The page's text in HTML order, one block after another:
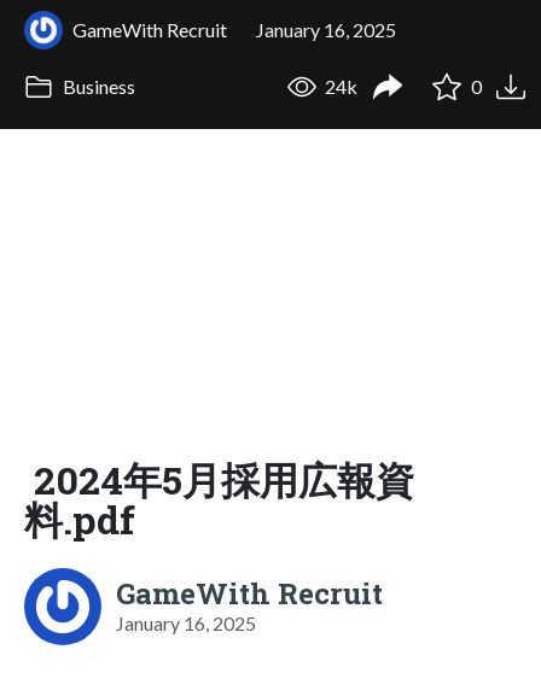
GameWith Recruit January 16, 2025
Business 24k 0
2024年5月採用広報資
料.pdf
GameWith Recruit
January 16, 2025